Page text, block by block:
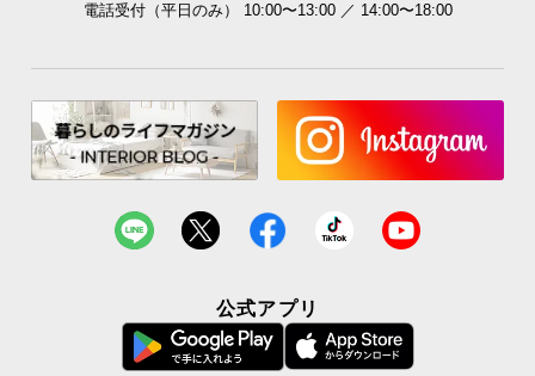
電話受付（平日のみ） 10:00〜13:00 ／ 14:00〜18:00
公式アプリ